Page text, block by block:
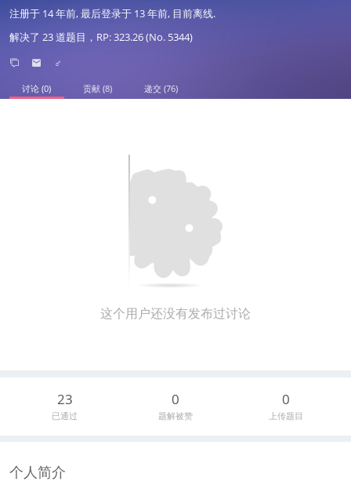
注册于 14 年前, 最后登录于 13 年前, 目前离线.
解决了 23 道题目，RP: 323.26 (No. 5344)
♂
讨论 (0) 贡献 (8) 递交 (76)
这个用户还没有发布过讨论
23
已通过
0
题解被赞
0
上传题目
个人简介